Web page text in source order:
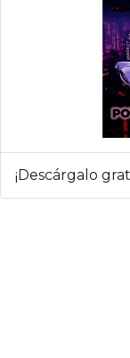
¡Descárgalo